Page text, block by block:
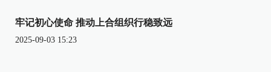
牢记初心使命 推动上合组织行稳致远
2025-09-03 15:23